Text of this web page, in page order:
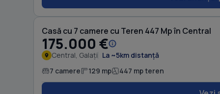
Casă cu 7 camere cu Teren 447 Mp în Central
175.000 €
Central, Galați La ~5km distanță
7 camere 129 mp 447 mp teren